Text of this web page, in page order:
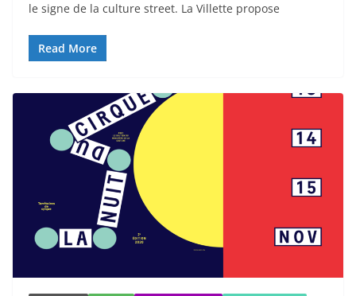
le signe de la culture street. La Villette propose
Read More